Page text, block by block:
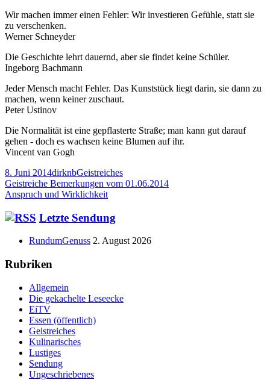
Wir machen immer einen Fehler: Wir investieren Gefühle, statt sie
zu verschenken.
Werner Schneyder
Die Geschichte lehrt dauernd, aber sie findet keine Schüler.
Ingeborg Bachmann
Jeder Mensch macht Fehler. Das Kunststück liegt darin, sie dann zu
machen, wenn keiner zuschaut.
Peter Ustinov
Die Normalität ist eine gepflasterte Straße; man kann gut darauf
gehen - doch es wachsen keine Blumen auf ihr.
Vincent van Gogh
Veröffentlicht
am
8. Juni 2014Autor
dirknbKategorien
Geistreiches
Beitragsnavigation
Vorheriger
Beitrag:
Geistreiche Bemerkungen vom 01.06.2014
Nächster
Anspruch und Wirklichkeit
Haupt-
Seitenleiste
Letzte Sendung
RundumGenuss 2. August 2026
Rubriken
Allgemein
Die gekachelte Leseecke
EiTV
Essen (öffentlich)
Geistreiches
Kulinarisches
Lustiges
Sendung
Ungeschriebenes